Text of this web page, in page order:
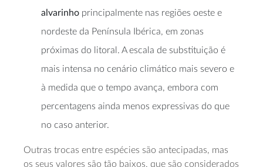
alvarinho principalmente nas regiões oeste e
nordeste da Península Ibérica, em zonas
próximas do litoral. A escala de substituição é
mais intensa no cenário climático mais severo e
à medida que o tempo avança, embora com
percentagens ainda menos expressivas do que
no caso anterior.
Outras trocas entre espécies são antecipadas, mas
os seus valores são tão baixos, que são considerados